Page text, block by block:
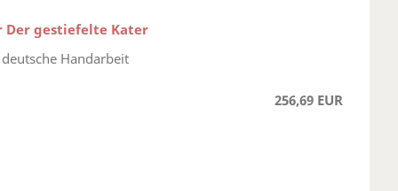
Der gestiefelte Kater
Handarbeit
256,69 EUR